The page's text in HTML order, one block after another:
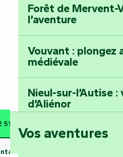
Forêt de Mervent-
l’aventure
Vouvant : plongez
médiévale
Nieul-sur-l’Autise
d’Aliénor
Foussais-Payré :
Vos aventures
51 37 87
nous